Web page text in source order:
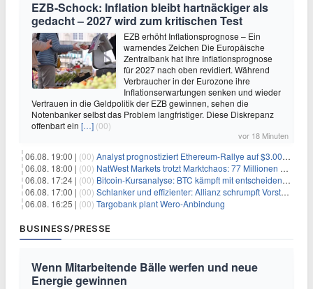
EZB-Schock: Inflation bleibt hartnäckiger als
gedacht – 2027 wird zum kritischen Test
EZB erhöht Inflationsprognose – Ein
warnendes Zeichen Die Europäische
Zentralbank hat ihre Inflationsprognose
für 2027 nach oben revidiert. Während
Verbraucher in der Eurozone ihre
Inflationserwartungen senken und wieder
Vertrauen in die Geldpolitik der EZB gewinnen, sehen die
Notenbanker selbst das Problem langfristiger. Diese Diskrepanz
offenbart ein […] (00)
vor 18 Minuten
06.08. 19:00 | (00) Analyst prognostiziert Ethereum-Rallye auf $3.000 nach entscheidendem On-Chain-Ausbruch
06.08. 18:00 | (00) NatWest Markets trotzt Marktchaos: 77 Millionen Pfund Gewinn im ersten Halbjahr
06.08. 17:24 | (00) Bitcoin-Kursanalyse: BTC kämpft mit entscheidender $65K-Hürde, während sich ein Liquidationscluster aufbaut
06.08. 17:00 | (00) Schlanker und effizienter: Allianz schrumpft Vorstand auf 8 Köpfe – das steckt dahinter
06.08. 16:25 | (00) Targobank plant Wero-Anbindung
BUSINESS/PRESSE
Wenn Mitarbeitende Bälle werfen und neue
Energie gewinnen